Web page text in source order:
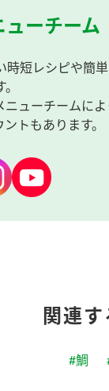
ューチーム
時短レシピや簡
ニューチームに
トもあります。
関連
#鯛